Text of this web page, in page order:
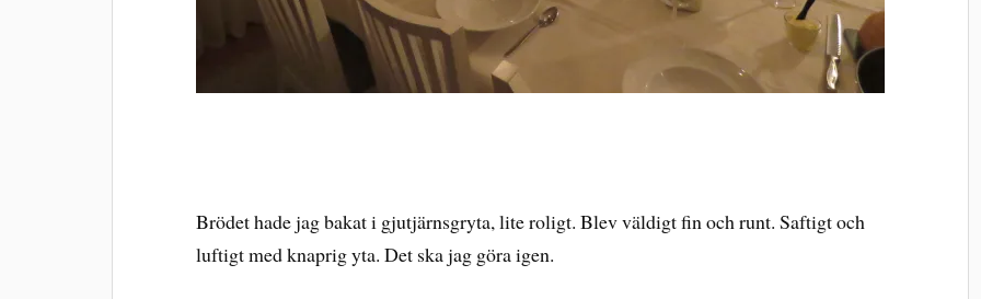
Brödet hade jag bakat i gjutjärnsgryta, lite roligt. Blev väldigt fin och runt. Saftigt och
luftigt med knaprig yta. Det ska jag göra igen.